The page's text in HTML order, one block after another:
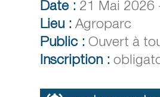
Date : 21 Mai 2026
Lieu : Agroparc
Public : Ouvert à
Inscription :